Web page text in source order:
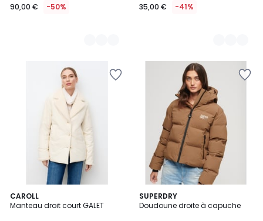
90,00 € -50% 35,00 € -41%
CAROLL
Manteau droit court GALET
SUPERDRY
Doudoune droite à capuche
2
Couleurs